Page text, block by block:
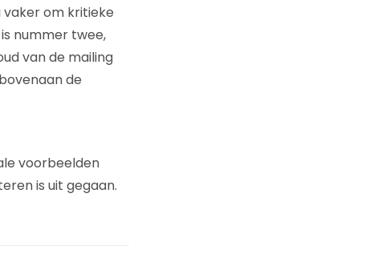
vaker om kritieke
nummer twee,
van de mailing
de
voorbeelden
is uit gegaan.